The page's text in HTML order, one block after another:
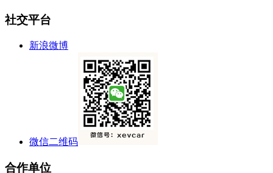
社交平台
新浪微博
微信二维码
合作单位